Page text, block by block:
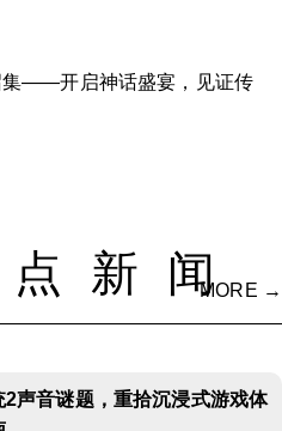
集——开启神话盛宴，见证传
新闻
MORE →
2声音谜题，重拾沉浸式游戏体